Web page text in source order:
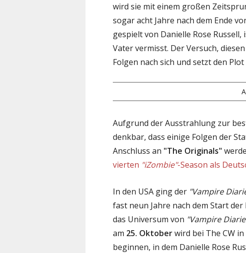
wird sie mit einem großen
sogar acht Jahre nach dem Ende
gespielt von Danielle Rose
Vater vermisst. Der Versuch,
Folgen nach sich und setzt den
Aufgrund der Ausstrahlung zur
denkbar, dass einige Folgen der
Anschluss an "The Originals"
vierten "iZombie"-Season als
In den USA ging der "Vampire
fast neun Jahre nach dem Start
das Universum von "Vampire
am 25. Oktoberwird bei The CW
beginnen, in dem Danielle Rose